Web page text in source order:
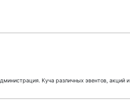
Куча различных эвентов, акций и